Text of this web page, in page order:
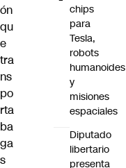
ón
qu
e
tra
ns
po
rta
ba
ga
s
chips
para
Tesla,
robots
humanoides
y
misiones
espaciales
Diputado
libertario
presenta